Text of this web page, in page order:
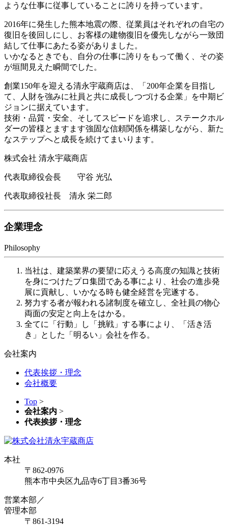
ような仕事に従事していることに誇りを持っています。
2016年に発生した熊本地震の際、従業員はそれぞれの自宅の
復旧を後回しにし、お客様の建物復旧を優先しながら一致団
結して仕事にあたる姿がありました。
いかなるときでも、自分の仕事に誇りをもって働く、その姿
が垣間見えた瞬間でした。
創業150年を迎える清永宇蔵商店は、「200年企業を目指し
て、人財を強みに社員と共に成長しつづける企業」を中期ビ
ジョンに据えています。
技術・品質・安全、そしてスピードを追求し、ステークホル
ダーの皆様とますます強固な信頼関係を構築しながら、新た
なステップへと成長を続けてまいります。
株式会社 清永宇蔵商店
代表取締役会長 守谷 光弘
代表取締役社長 清永 栄二郎
企業理念
Philosophy
当社は、建築業界の要望に応えうる高度の知識と技術
を身につけたプロ集団である事により、社会の進歩発
展に貢献し、いかなる時も健全経営を完遂する。
努力する者が報われる諸制度を確立し、全社員の物心
両面の安定と向上をはかる。
全てに「行動」し「挑戦」する事により、「活き活
き」とした「明るい」会社を作る。
会社案内
代表挨拶・理念
会社概要
Top >
会社案内 >
代表挨拶・理念
本社
〒862-0976
熊本市中央区九品寺6丁目3番36号
営業本部／
管理本部
〒861-3194